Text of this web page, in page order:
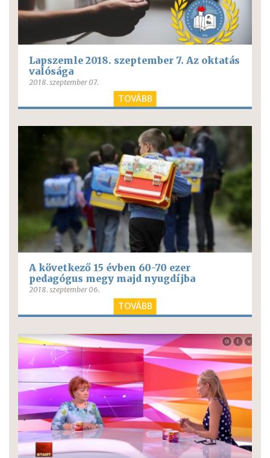
Lapszemle 2018. szeptember 7. Az oktatás
valósága
2018. szeptember 07.
TOVÁBB
A következő 15 évben 60-70 ezer
pedagógus megy majd nyugdíjba
2018. szeptember 06.
TOVÁBB